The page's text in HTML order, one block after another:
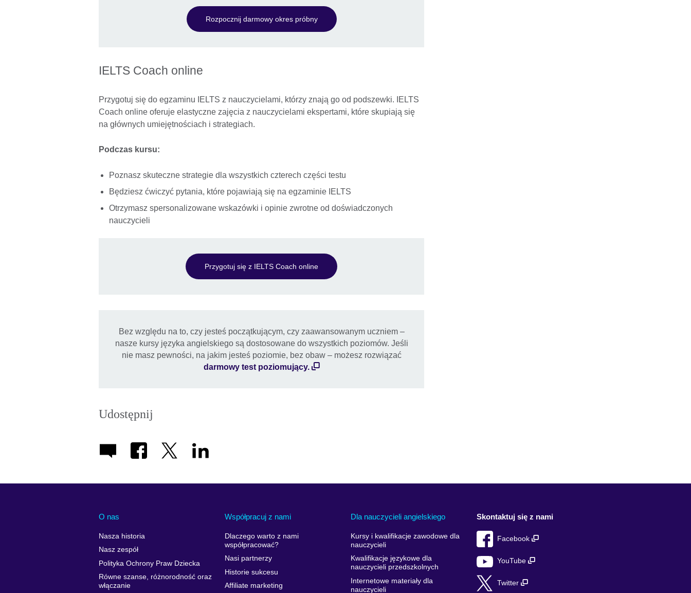
Rozpocznij darmowy okres próbny
IELTS Coach online
Przygotuj się do egzaminu IELTS z nauczycielami, którzy znają go od podszewki. IELTS
Coach online oferuje elastyczne zajęcia z nauczycielami ekspertami, które skupiają się
na głównych umiejętnościach i strategiach.
Podczas kursu:
Poznasz skuteczne strategie dla wszystkich czterech części testu
Będziesz ćwiczyć pytania, które pojawiają się na egzaminie IELTS
Otrzymasz spersonalizowane wskazówki i opinie zwrotne od doświadczonych
nauczycieli
Przygotuj się z IELTS Coach online
Bez względu na to, czy jesteś początkującym, czy zaawansowanym uczniem –
nasze kursy języka angielskiego są dostosowane do wszystkich poziomów. Jeśli
nie masz pewności, na jakim jesteś poziomie, bez obaw – możesz rozwiązać
darmowy test poziomujący.
Udostępnij
O nas
Nasza historia
Nasz zespół
Polityka Ochrony Praw Dziecka
Równe szanse, różnorodność oraz
włączanie
Współpracuj z nami
Dlaczego warto z nami
współpracować?
Nasi partnerzy
Historie sukcesu
Affiliate marketing
Dla nauczycieli angielskiego
Kursy i kwalifikacje zawodowe dla
nauczycieli
Kwalifikacje językowe dla
nauczycieli przedszkolnych
Internetowe materiały dla
nauczycieli
Skontaktuj się z nami
Facebook
YouTube
Twitter